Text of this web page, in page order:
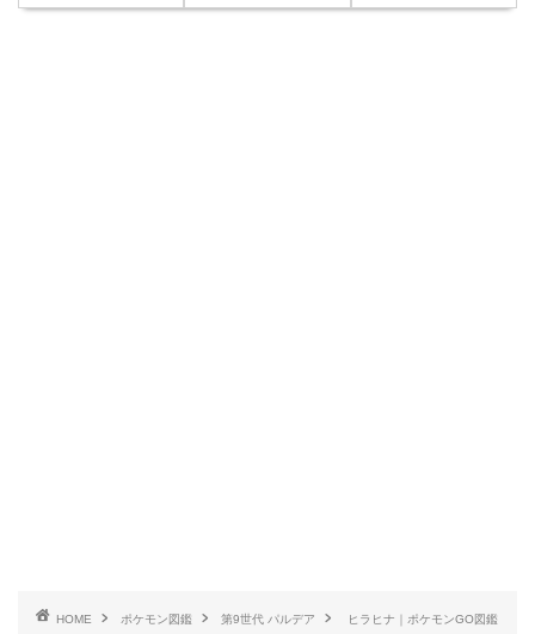
HOME ポケモン図鑑 第9世代 パルデア ヒラヒナ｜ポケモンGO図鑑